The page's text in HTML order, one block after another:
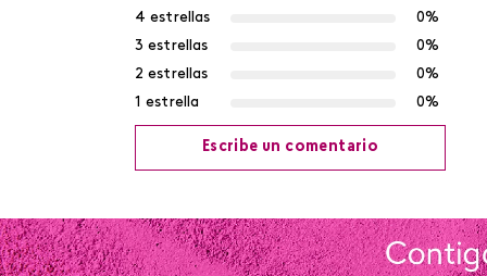
4 estrellas
0%
3 estrellas
0%
2 estrellas
0%
1 estrella
0%
Escribe un comentario
Agregar comentario
Título